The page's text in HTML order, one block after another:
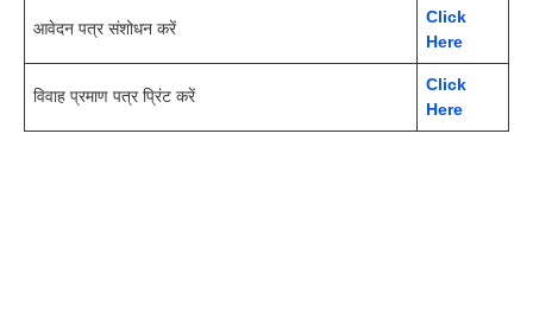
आवेदन पत्र संशोधन करें
Click
Here
विवाह प्रमाण पत्र प्रिंट करें
Click
Here